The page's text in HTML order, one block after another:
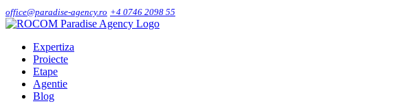
office@paradise-agency.ro +4 0746 2098 55
Expertiza
Proiecte
Etape
Agentie
Blog